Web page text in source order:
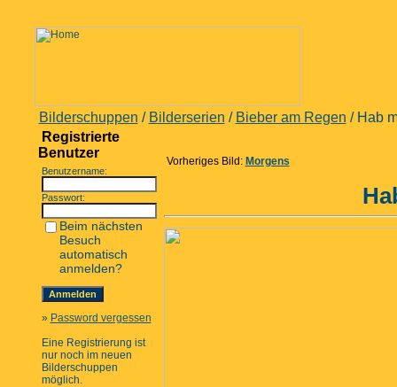
Bilderschuppen / Bilderserien / Bieber am Regen / Hab
Registrierte
Benutzer
Benutzername:
Passwort:
Beim nächsten
Besuch
automatisch
anmelden?
» Password vergessen
Eine Registrierung ist
nur noch im neuen
Bilderschuppen
möglich.
Vorheriges Bild: Morgens